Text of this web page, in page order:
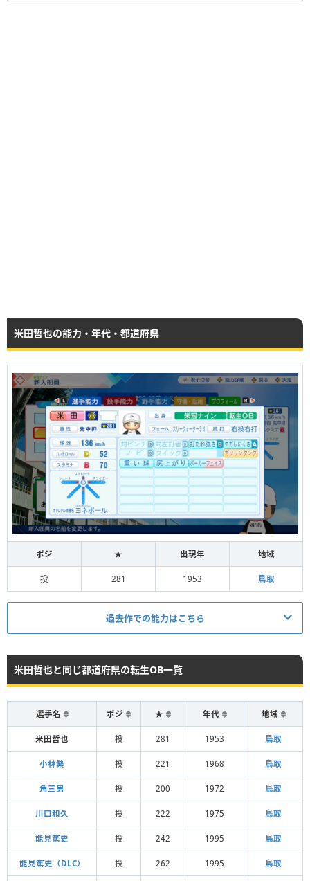
米田哲也の能力・年代・都道府県
ポジ ★ 出現年 地域
投 281 1953 鳥取
過去作での能力はこちら
米田哲也と同じ都道府県の転生OB一覧
選手名 ポジ ★ 年代 地域
米田哲也 投 281 1953 鳥取
小林繁 投 221 1968 鳥取
角三男 投 200 1972 鳥取
川口和久 投 222 1975 鳥取
能見篤史 投 242 1995 鳥取
能見篤史（DLC） 投 262 1995 鳥取